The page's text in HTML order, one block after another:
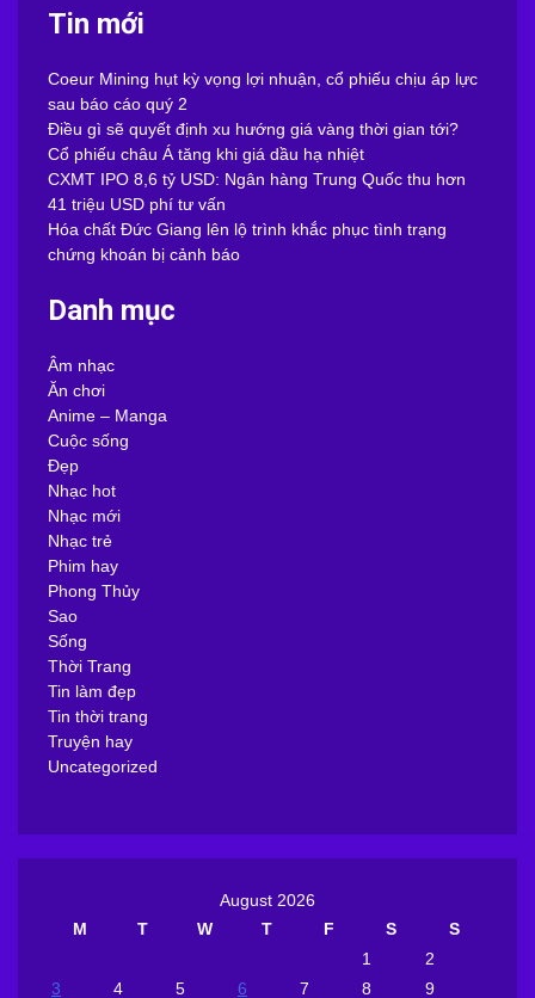
Tin mới
Coeur Mining hụt kỳ vọng lợi nhuận, cổ phiếu chịu áp lực
sau báo cáo quý 2
Điều gì sẽ quyết định xu hướng giá vàng thời gian tới?
Cổ phiếu châu Á tăng khi giá dầu hạ nhiệt
CXMT IPO 8,6 tỷ USD: Ngân hàng Trung Quốc thu hơn
41 triệu USD phí tư vấn
Hóa chất Đức Giang lên lộ trình khắc phục tình trạng
chứng khoán bị cảnh báo
Danh mục
Âm nhạc
Ăn chơi
Anime – Manga
Cuộc sống
Đẹp
Nhạc hot
Nhạc mới
Nhạc trẻ
Phim hay
Phong Thủy
Sao
Sống
Thời Trang
Tin làm đẹp
Tin thời trang
Truyện hay
Uncategorized
August 2026
M
T W T F S
S
1
2
3
4 5 6 7 8 9